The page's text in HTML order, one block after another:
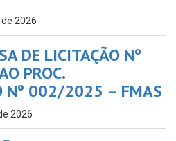
2026
DE LICITAÇÃO Nº
PROC.
Nº 002/2025 – FMAS
2026